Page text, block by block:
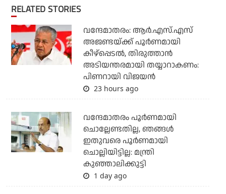
RELATED STORIES
വന്ദേമാതരം: ആര്‍.എസ്.എസ്
അജണ്ടയ്ക്ക് പൂര്‍ണമായി
കീഴ്‌പ്പെടല്‍, തിരുത്താന്‍
അടിയന്തരമായി തയ്യാറാകണം:
പിണറായി വിജയന്‍
23 hours ago
വന്ദേമാതരം പൂര്‍ണമായി
ചൊല്ലേണ്ടതില്ല, ഞങ്ങള്‍
ഇതുവരെ പൂര്‍ണമായി
ചൊല്ലിയിട്ടില്ല: മന്ത്രി
കുഞ്ഞാലിക്കുട്ടി
1 day ago